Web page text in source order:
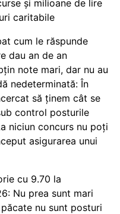
și milioane de lire
caritabile
cum le răspunde
dau an de an
note mari, dar nu au
nedeterminată: În
să ținem cât se
control posturile
niciun concurs nu poți
asigurarea unui
cu 9.70 la
Nu prea sunt mari
nu sunt posturi